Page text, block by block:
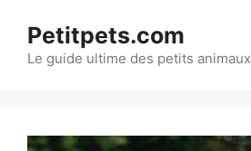
contenu
Petitpets.com
Le guide ultime des petits animaux